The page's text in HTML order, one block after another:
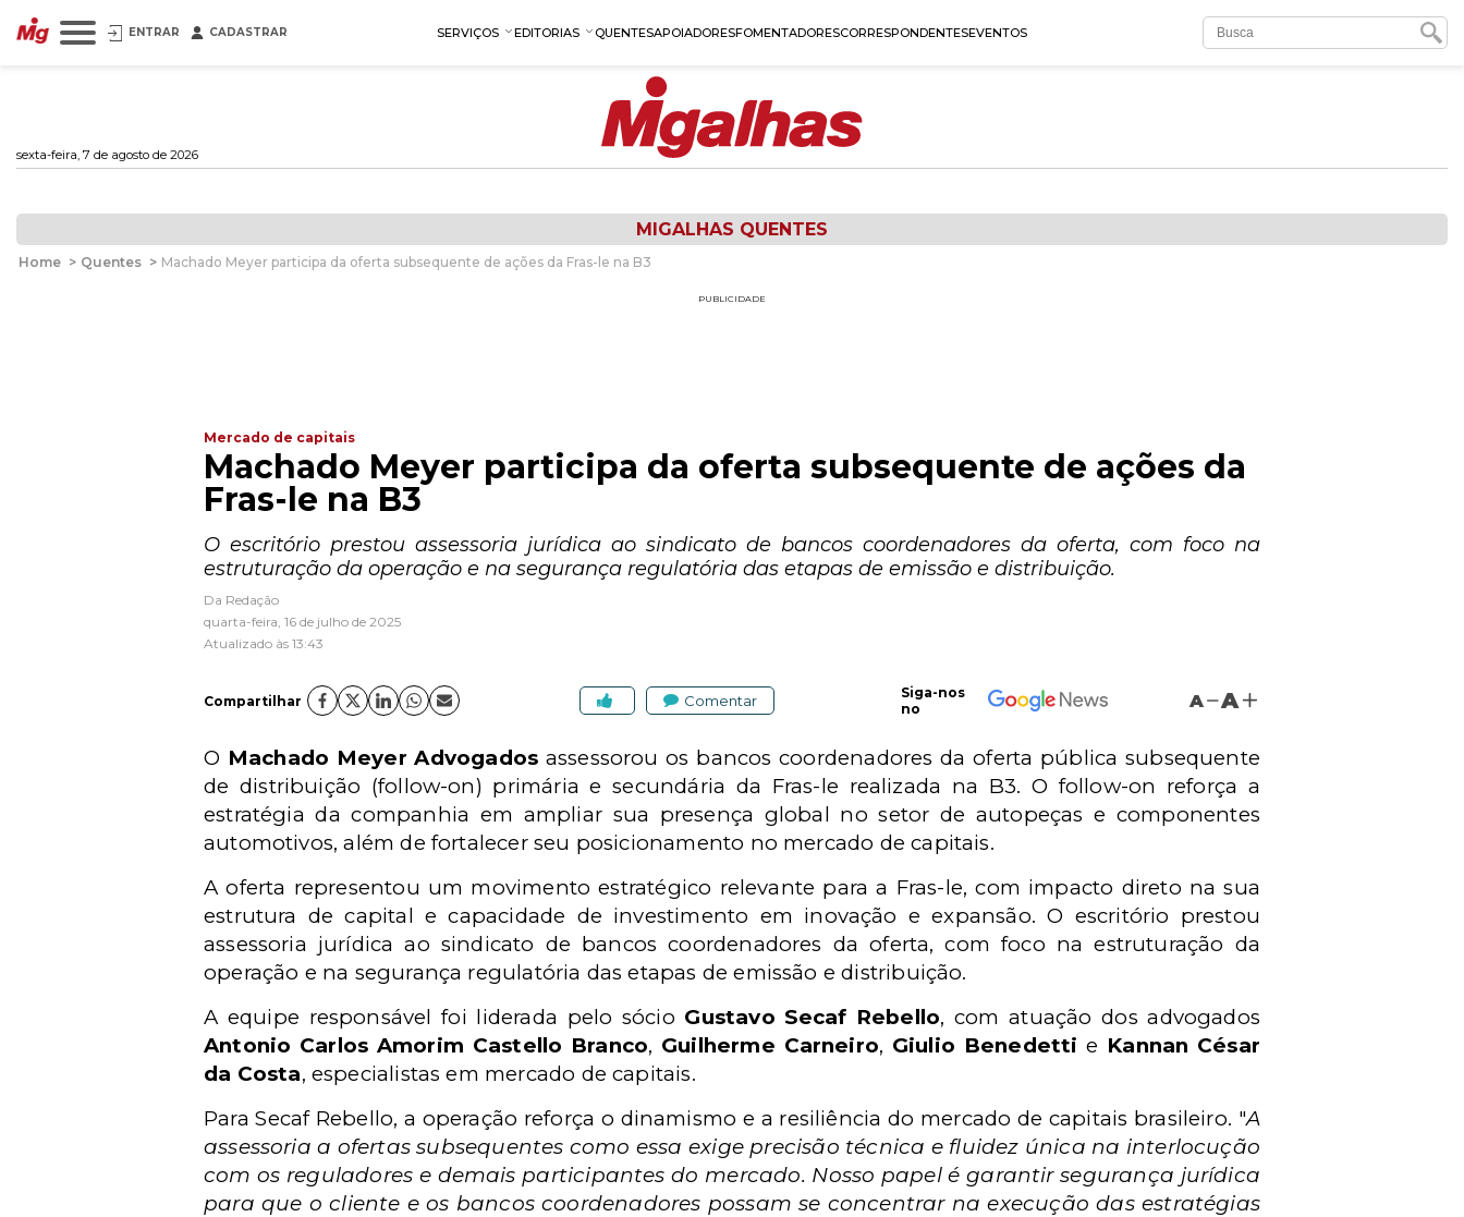
ENTRAR CADASTRAR SERVIÇOS EDITORIAS QUENTESAPOIADORESFOMENTADORESCORRESPONDENTESEVENTOS
sexta-feira, 7 de agosto de 2026
MIGALHAS QUENTES
Home > Quentes > Machado Meyer participa da oferta subsequente de ações da Fras-le na B3
PUBLICIDADE
Mercado de capitais
Machado Meyer participa da oferta subsequente de ações da
Fras-le na B3
O escritório prestou assessoria jurídica ao sindicato de bancos coordenadores da oferta, com foco na
estruturação da operação e na segurança regulatória das etapas de emissão e distribuição.
Da Redação
quarta-feira, 16 de julho de 2025
Atualizado às 13:43
Compartilhar Comentar
Siga-nos
no
A A
O Machado Meyer Advogados assessorou os bancos coordenadores da oferta pública subsequente
de distribuição (follow-on) primária e secundária da Fras-le realizada na B3. O follow-on reforça a
estratégia da companhia em ampliar sua presença global no setor de autopeças e componentes
automotivos, além de fortalecer seu posicionamento no mercado de capitais.
A oferta representou um movimento estratégico relevante para a Fras-le, com impacto direto na sua
estrutura de capital e capacidade de investimento em inovação e expansão. O escritório prestou
assessoria jurídica ao sindicato de bancos coordenadores da oferta, com foco na estruturação da
operação e na segurança regulatória das etapas de emissão e distribuição.
A equipe responsável foi liderada pelo sócio Gustavo Secaf Rebello, com atuação dos advogados
Antonio Carlos Amorim Castello Branco, Guilherme Carneiro, Giulio Benedetti e Kannan César
da Costa, especialistas em mercado de capitais.
Para Secaf Rebello, a operação reforça o dinamismo e a resiliência do mercado de capitais brasileiro. "A
assessoria a ofertas subsequentes como essa exige precisão técnica e fluidez única na interlocução
com os reguladores e demais participantes do mercado. Nosso papel é garantir segurança jurídica
para que o cliente e os bancos coordenadores possam se concentrar na execução das estratégias